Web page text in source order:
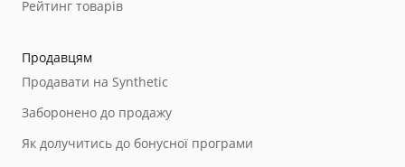
Рейтинг товарів
Продавцям
Продавати на Synthetic
Заборонено до продажу
Як долучитись до бонусної програми